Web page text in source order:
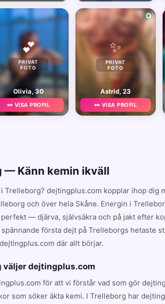
💕
PRIVAT
FOTO
Olivia, 30
👀 VISA PROFIL
✨
PRIVAT
FOTO
Astrid, 23
👀 VISA PROFIL
— Känn kemin ikväll
Trelleborg? dejtingplus.com kopplar ihop dig
och över hela Skåne. Energin i
— djärva, självsäkra och på jakt efter
första dejt på Trelleborgs hetaste
där allt börjar.
väljer dejtingplus.com
för att vi förstår vad som gör
som söker äkta kemi. I Trelleborg har